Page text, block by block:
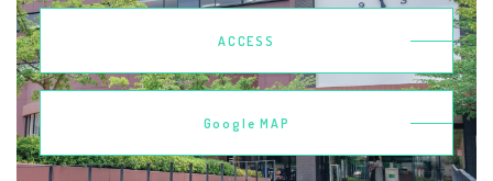
ACCESS
Google MAP